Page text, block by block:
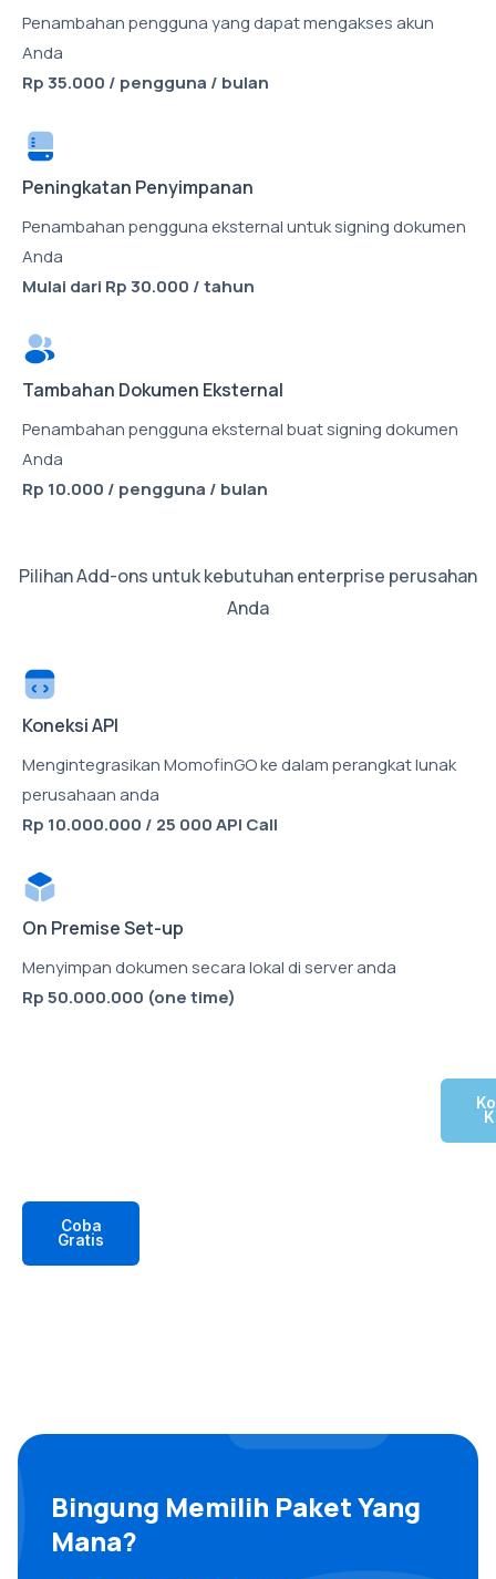
Penambahan pengguna yang dapat mengakses akun
Anda
Rp 35.000 / pengguna / bulan
Peningkatan Penyimpanan
Penambahan pengguna eksternal untuk signing dokumen
Anda
Mulai dari Rp 30.000 / tahun
Tambahan Dokumen Eksternal
Penambahan pengguna eksternal buat signing dokumen
Anda
Rp 10.000 / pengguna / bulan
Pilihan Add-ons untuk kebutuhan enterprise perusahan
Anda
Koneksi API
Mengintegrasikan MomofinGO ke dalam perangkat lunak
perusahaan anda
Rp 10.000.000 / 25 000 API Call
On Premise Set-up
Menyimpan dokumen secara lokal di server anda
Rp 50.000.000 (one time)
Coba
Gratis
Bingung Memilih Paket Yang
Mana?